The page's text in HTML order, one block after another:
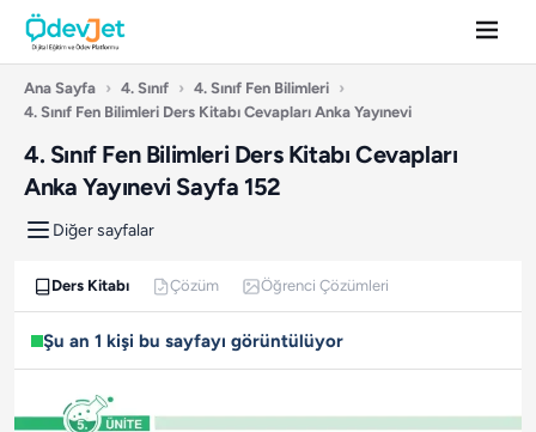
Ana Sayfa › 4. Sınıf › 4. Sınıf Fen Bilimleri ›
4. Sınıf Fen Bilimleri Ders Kitabı Cevapları Anka Yayınevi
4. Sınıf Fen Bilimleri Ders Kitabı Cevapları
Anka Yayınevi Sayfa 152
Diğer sayfalar
Ders Kitabı Çözüm Öğrenci Çözümleri
Şu an 1 kişi bu sayfayı görüntülüyor